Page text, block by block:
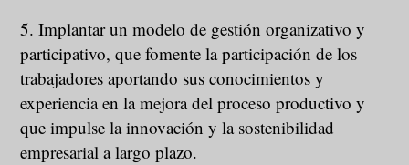
5. Implantar un modelo de gestión organizativo y
participativo, que fomente la participación de los
trabajadores aportando sus conocimientos y
experiencia en la mejora del proceso productivo y
que impulse la innovación y la sostenibilidad
empresarial a largo plazo.